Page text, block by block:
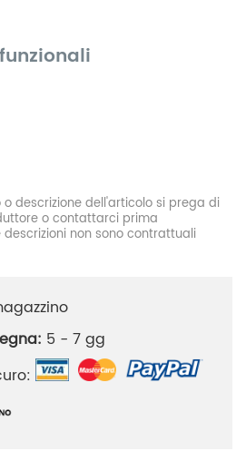
descrizione dell'articolo si prega di
o contattarci prima
non sono contrattuali
5 - 7 gg